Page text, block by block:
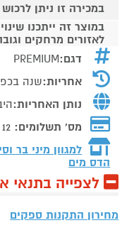
במכירה זו ניתן לרכוש עד 1 בעלות
במוצר זה ייתכנו
לאזורים מרחקים
דגם:PREMIUM
אחריות:שנה
נותן האחריות:
מס' תשלומים: 12
למגוון מיני בר
הדס מים
לצפייה בתנאי
מחירון התקנות ספקים